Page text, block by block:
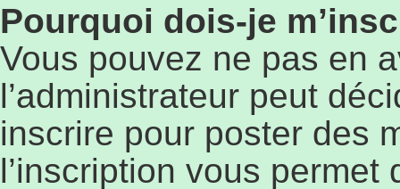
Pourquoi dois-je
Vous pouvez ne pas en
l’administrateur peut
inscrire pour poster des
l’inscription vous permet